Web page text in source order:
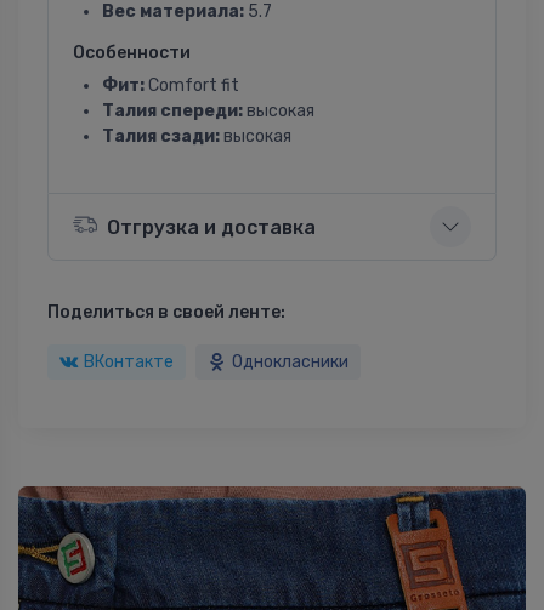
Вес материала: 5.7
Особенности
Фит: Comfort fit
Талия спереди: высокая
Талия сзади: высокая
Отгрузка и доставка
Поделиться в своей ленте:
ВКонтакте Однокласники